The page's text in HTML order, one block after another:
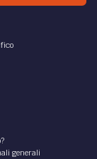
generali